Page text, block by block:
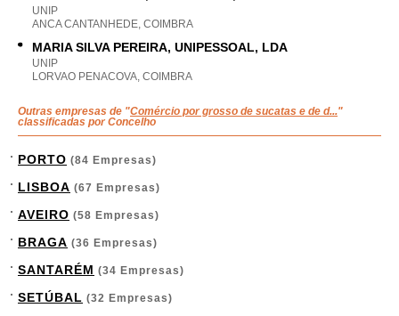
UNIP
ANCA CANTANHEDE, COIMBRA
MARIA SILVA PEREIRA, UNIPESSOAL, LDA
UNIP
LORVAO PENACOVA, COIMBRA
Outras empresas de "Comércio por grosso de sucatas e de d..."
classificadas por Concelho
PORTO (84 Empresas)
LISBOA (67 Empresas)
AVEIRO (58 Empresas)
BRAGA (36 Empresas)
SANTARÉM (34 Empresas)
SETÚBAL (32 Empresas)